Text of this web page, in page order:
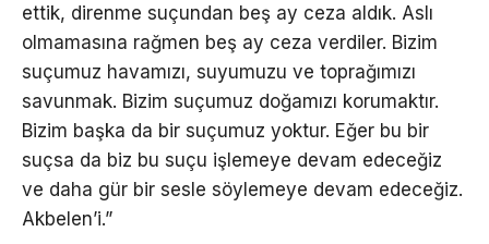
ettik, direnme suçundan beş ay ceza aldık. Aslı
olmamasına rağmen beş ay ceza verdiler. Bizim
suçumuz havamızı, suyumuzu ve toprağımızı
savunmak. Bizim suçumuz doğamızı korumaktır.
Bizim başka da bir suçumuz yoktur. Eğer bu bir
suçsa da biz bu suçu işlemeye devam edeceğiz
ve daha gür bir sesle söylemeye devam edeceğiz.
Akbelen’i.”